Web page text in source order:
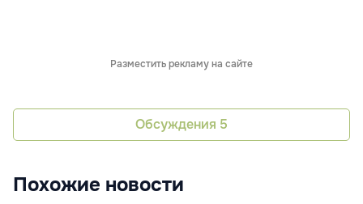
Разместить рекламу на сайте
Обсуждения 5
Похожие новости